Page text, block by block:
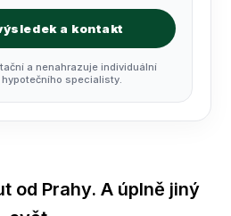
a kontakt
a nenahrazuje individuální
specialisty.
od Prahy. A úplně jiný